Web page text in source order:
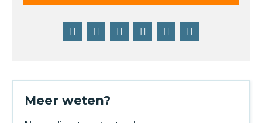
FacebookTwitterLinkedInPinterestWhatsApp
Meer weten?